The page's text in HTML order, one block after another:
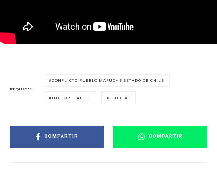
ETIQUETAS
CONFLICTO PUEBLO MAPUCHE ESTADO DE CHILE
HÉCTOR LLAITUL JUDICIAL
COMPARTIR COMPARTIR